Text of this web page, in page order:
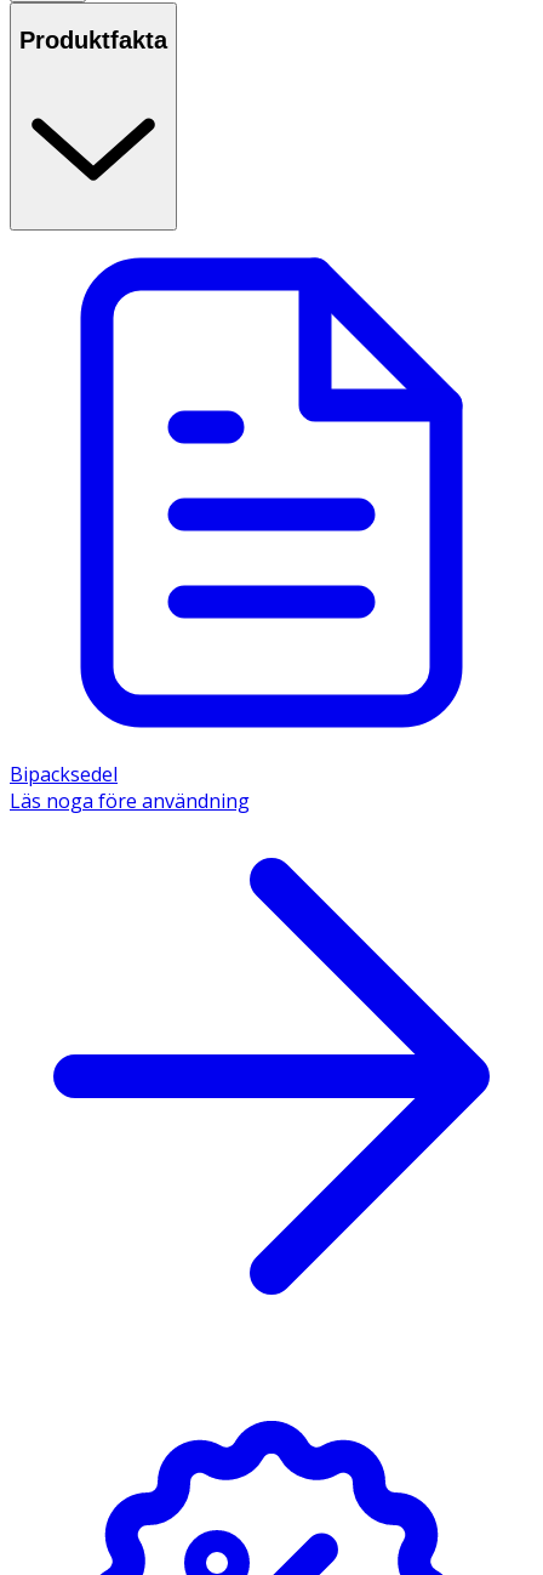
Användning & dosering:
• Vid lindrig oro och irritabilitet, tag 1 till 2 tabletter
morgon och kväll.
• Som insomningstablett, tag 1 till 2 tabletter en
halvtimme innan läggdags.
• Sväljes hela med ett stort glas vatten.
• Kör inte bil eller andra fordon om du nyligen tagit Sedix
OK för gravida och ammande: Nej
1 tablett innehåller:
är mikrokristallin cellulosa, povidon,
natriumstärkelseglykolat (typ A), hydrogenerad
bomullsfröolja, vattenfri kollodial kiseldioxid,
makrogol, talk, röd järnoxid (E172), maltodextrin.
Produktfakta
Bipacksedel
Läs noga före användning